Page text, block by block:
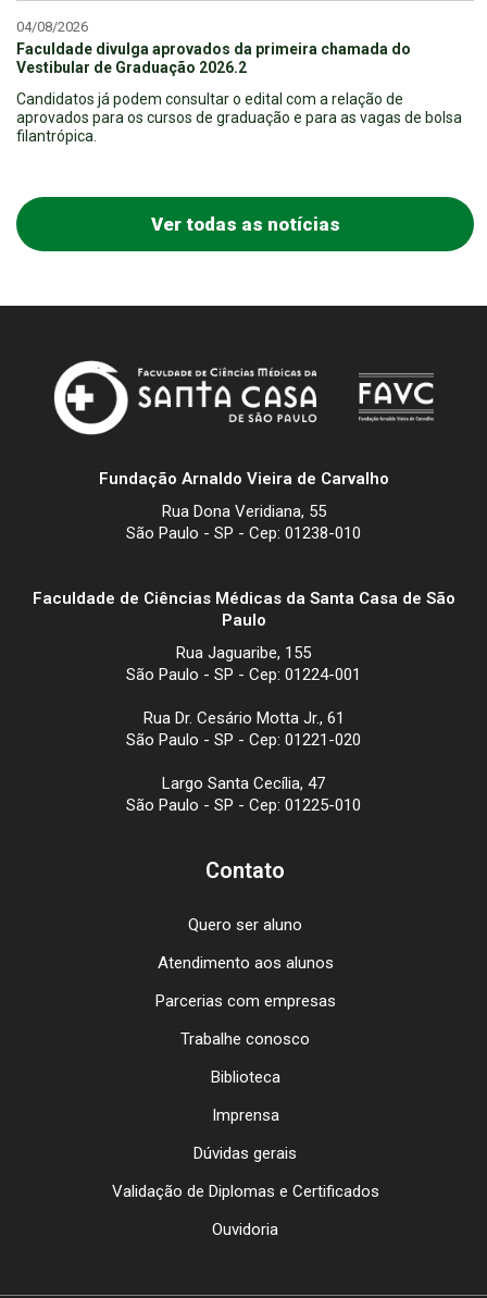
04/08/2026
Faculdade divulga aprovados da primeira chamada do
Vestibular de Graduação 2026.2
Candidatos já podem consultar o edital com a relação de
aprovados para os cursos de graduação e para as vagas de bolsa
filantrópica.
Ver todas as notícias
Fundação Arnaldo Vieira de Carvalho
Rua Dona Veridiana, 55
São Paulo - SP - Cep: 01238-010
Faculdade de Ciências Médicas da Santa Casa de São
Paulo
Rua Jaguaribe, 155
São Paulo - SP - Cep: 01224-001
Rua Dr. Cesário Motta Jr., 61
São Paulo - SP - Cep: 01221-020
Largo Santa Cecília, 47
São Paulo - SP - Cep: 01225-010
Contato
Quero ser aluno
Atendimento aos alunos
Parcerias com empresas
Trabalhe conosco
Biblioteca
Imprensa
Dúvidas gerais
Validação de Diplomas e Certificados
Ouvidoria